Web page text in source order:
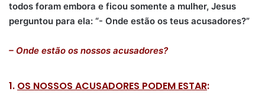
todos foram embora e ficou somente a mulher, Jesus
perguntou para ela: “- Onde estão os teus acusadores?”
– Onde estão os nossos acusadores?
1. OS NOSSOS ACUSADORES PODEM ESTAR: